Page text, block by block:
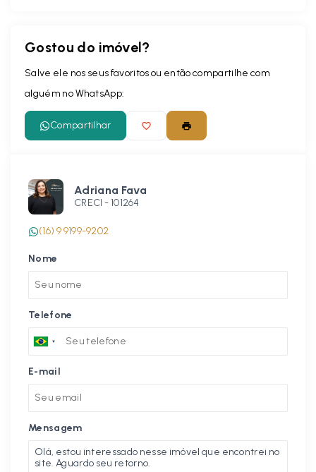
Gostou do imóvel?
Salve ele nos seus favoritos ou então compartilhe com
alguém no WhatsApp:
Compartilhar
Adriana Fava
CRECI - 101264
(16) 9 9199-9202
Nome
Telefone
E-mail
Mensagem